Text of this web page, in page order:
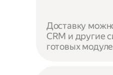
Доставку
CRM и другие
готовых